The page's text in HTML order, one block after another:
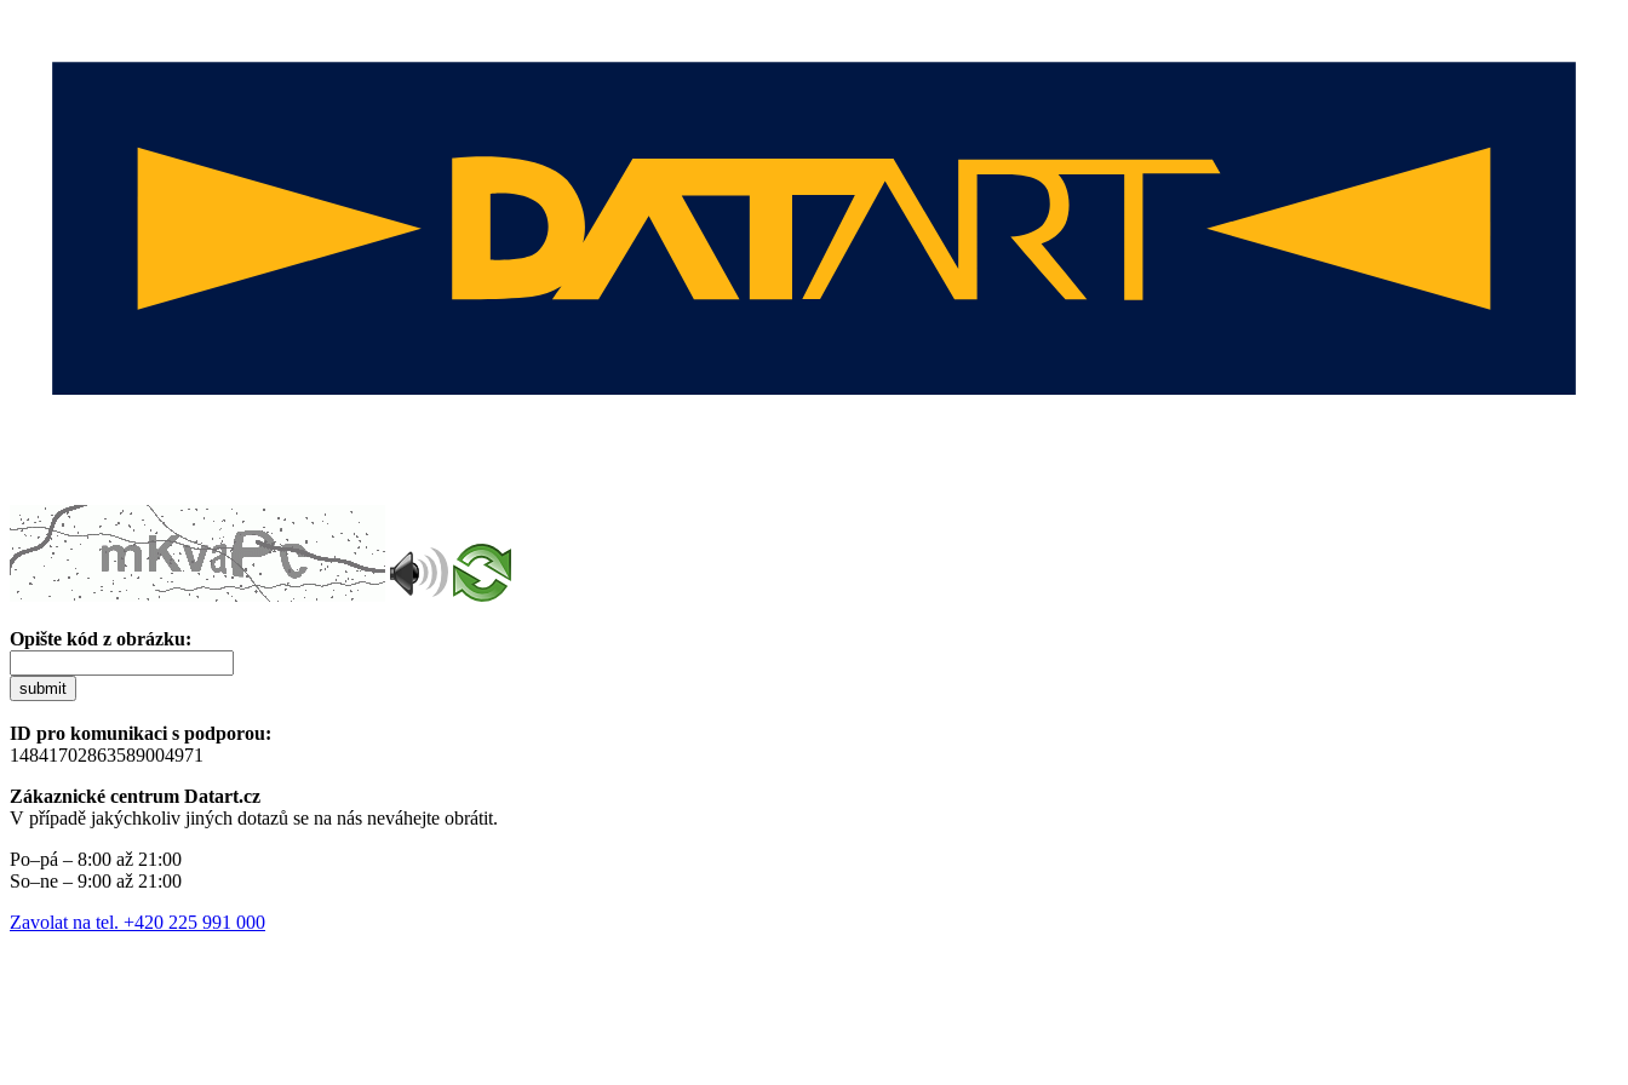
Opište kód z obrázku:
submit
ID pro komunikaci s podporou:
14841702863589004971
Zákaznické centrum Datart.cz
V případě jakýchkoliv jiných dotazů se na nás neváhejte obrátit.
Po–pá – 8:00 až 21:00
So–ne – 9:00 až 21:00
Zavolat na tel. +420 225 991 000